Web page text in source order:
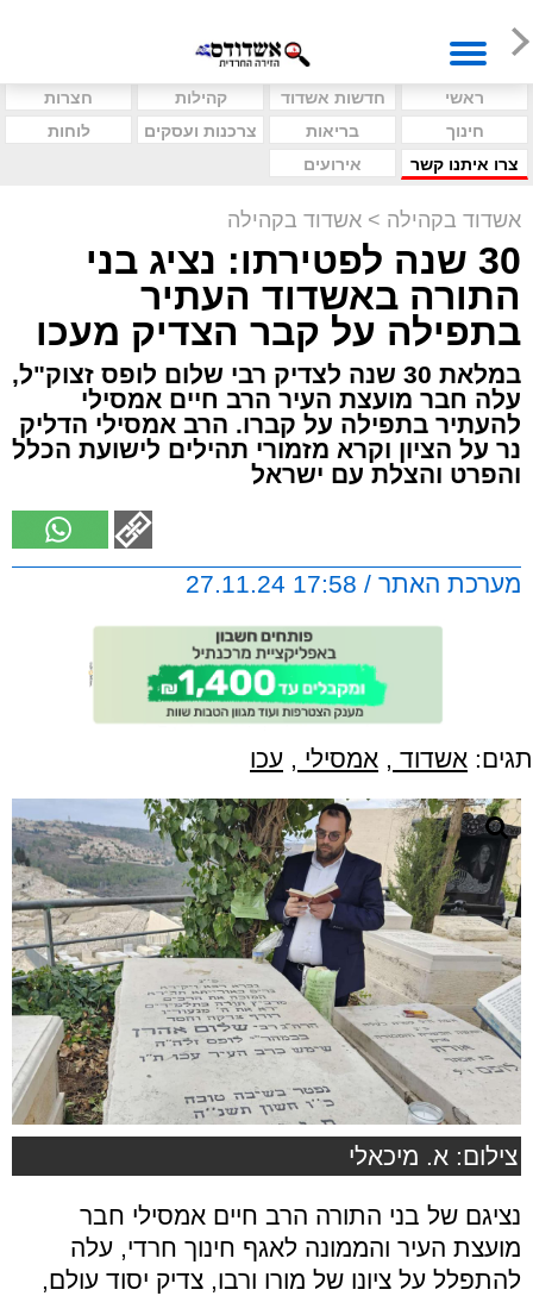
ראשי חדשות אשדוד קהילות
חצרות
חינוך
בריאות צרכנות ועסקים
לוחות
צרו איתנו קשר
אירועים
אשדוד בקהילה > אשדוד בקהילה
30 שנה לפטירתו: נציג בני
התורה באשדוד העתיר
בתפילה על קבר הצדיק מעכו
במלאת 30 שנה לצדיק רבי שלום לופס זצוק"ל,
עלה חבר מועצת העיר הרב חיים אמסילי
להעתיר בתפילה על קברו. הרב אמסילי הדליק
נר על הציון וקרא מזמורי תהילים לישועת הכלל
והפרט והצלת עם ישראל
מערכת האתר / 17:58 27.11.24
תגים: אשדוד , אמסילי , עכו
צילום: א. מיכאלי
נציגם של בני התורה הרב חיים אמסילי חבר
מועצת העיר והממונה לאגף חינוך חרדי, עלה
להתפלל על ציונו של מורו ורבו, צדיק יסוד עולם,